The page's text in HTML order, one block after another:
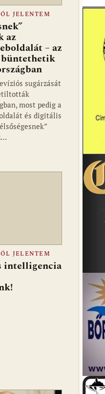
JELENTEM
az
– az
sugárzását
most pedig a
és digitális
JELENTEM
intelligencia